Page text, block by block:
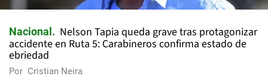
Nacional
Nelson Tapia queda grave tras protagonizar
accidente en Ruta 5: Carabineros confirma estado de
ebriedad
Por Cristian Neira